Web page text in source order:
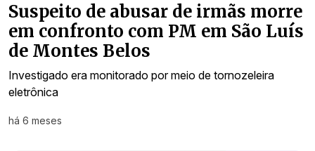
Suspeito de abusar de irmãs morre
em confronto com PM em São Luís
de Montes Belos
Investigado era monitorado por meio de tornozeleira
eletrônica
há 6 meses